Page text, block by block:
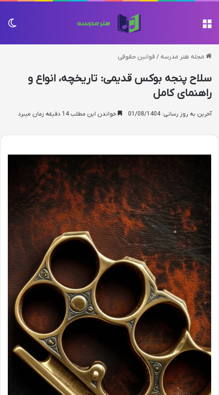
مجله هنر مدرسه / قوانین حقوقی
سلاح پنجه بوکس قدیمی: تاریخچه، انواع و
راهنمای کامل
آخرین به روز رسانی: 01/08/1404 خواندن این مطلب 14 دقیقه زمان میبرد